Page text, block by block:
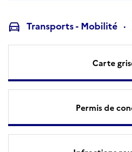
Transports - Mobilité
Carte
Permis de